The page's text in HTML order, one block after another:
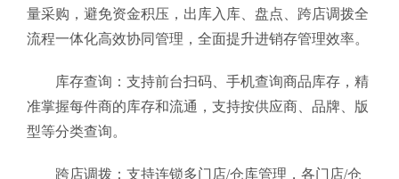
量采购，避免资金积压，出库入库、盘点、跨店调拨全
流程一体化高效协同管理，全面提升进销存管理效率。
库存查询：支持前台扫码、手机查询商品库存，精
准掌握每件商的库存和流通，支持按供应商、品牌、版
型等分类查询。
跨店调拨：支持连锁多门店/仓库管理，各门店/仓